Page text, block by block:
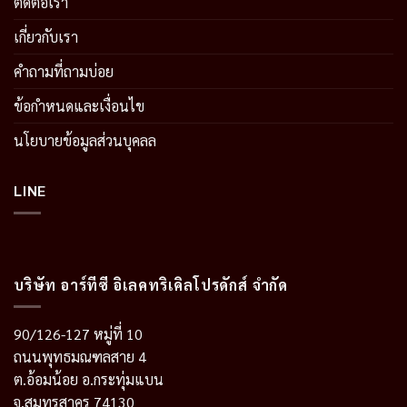
เกี่ยวกับเรา
คำถามที่ถามบ่อย
ข้อกำหนดและเงื่อนไข
นโยบายข้อมูลส่วนบุคลล
LINE
บริษัท อาร์ทีซี อิเลคทริเคิลโปรดักส์ จำกัด
90/126-127 หมู่ที่ 10
ถนนพุทธมณฑลสาย 4
ต.อ้อมน้อย อ.กระทุ่มแบน
จ.สมุทรสาคร 74130